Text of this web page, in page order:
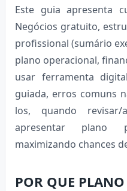
Este guia apresenta
Negócios gratuito,
profissional (sumário
plano operacional,
usar ferramenta
guiada, erros comuns
los, quando
apresentar plano
maximizando chances
POR QUE